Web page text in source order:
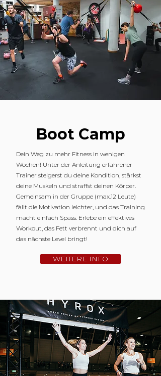
Boot Camp
Dein Weg zu mehr Fitness in wenigen
Wochen! Unter der Anleitung erfahrener
Trainer steigerst du deine Kondition, stärkst
deine Muskeln und straffst deinen Körper.
Gemeinsam in der Gruppe (max.12 Leute)
fällt die Motivation leichter, und das Training
macht einfach Spass. Erlebe ein effektives
Workout, das Fett verbrennt und dich auf
das nächste Level bringt!
WEITERE INFO